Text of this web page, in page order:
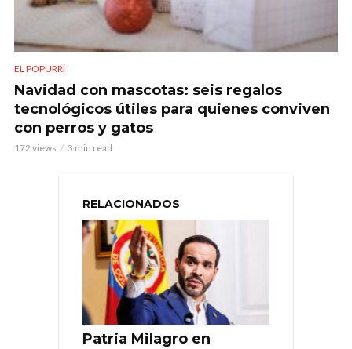
EL POPURRÍ
Navidad con mascotas: seis regalos
tecnológicos útiles para quienes conviven
con perros y gatos
172 views 3 min read
RELACIONADOS
Patria Milagro en